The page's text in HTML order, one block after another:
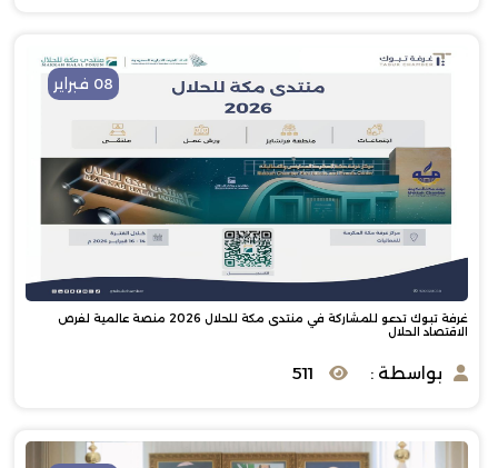
08 فبراير
غرفة تبوك تدعو للمشاركة في منتدى مكة للحلال 2026 منصة عالمية لفرص
الاقتصاد الحلال
بواسطة : 511